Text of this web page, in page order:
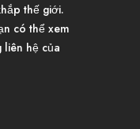
thế giới.
có thể xem
liên hệ của